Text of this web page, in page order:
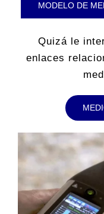
MODELO DE
Quizá le
enlaces